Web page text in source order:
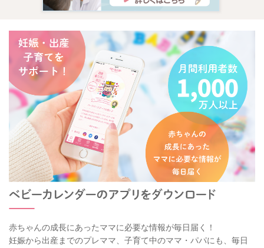
赤ちゃんの成長にあったママに必要な情報が毎日届く！
妊娠から出産までのプレママ、子育て中のママ・パパにも、毎日